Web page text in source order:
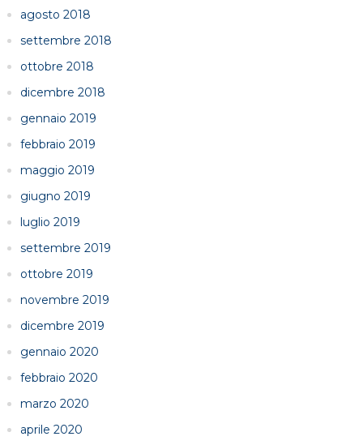
agosto 2018
settembre 2018
ottobre 2018
dicembre 2018
gennaio 2019
febbraio 2019
maggio 2019
giugno 2019
luglio 2019
settembre 2019
ottobre 2019
novembre 2019
dicembre 2019
gennaio 2020
febbraio 2020
marzo 2020
aprile 2020